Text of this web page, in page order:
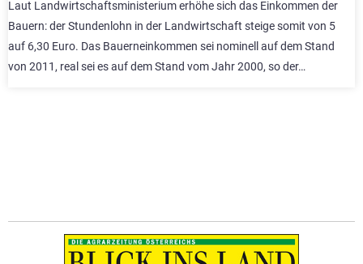
Laut Landwirtschaftsministerium erhöhe sich das Einkommen der
Bauern: der Stundenlohn in der Landwirtschaft steige somit von 5
auf 6,30 Euro. Das Bauerneinkommen sei nominell auf dem Stand
von 2011, real sei es auf dem Stand vom Jahr 2000, so der…